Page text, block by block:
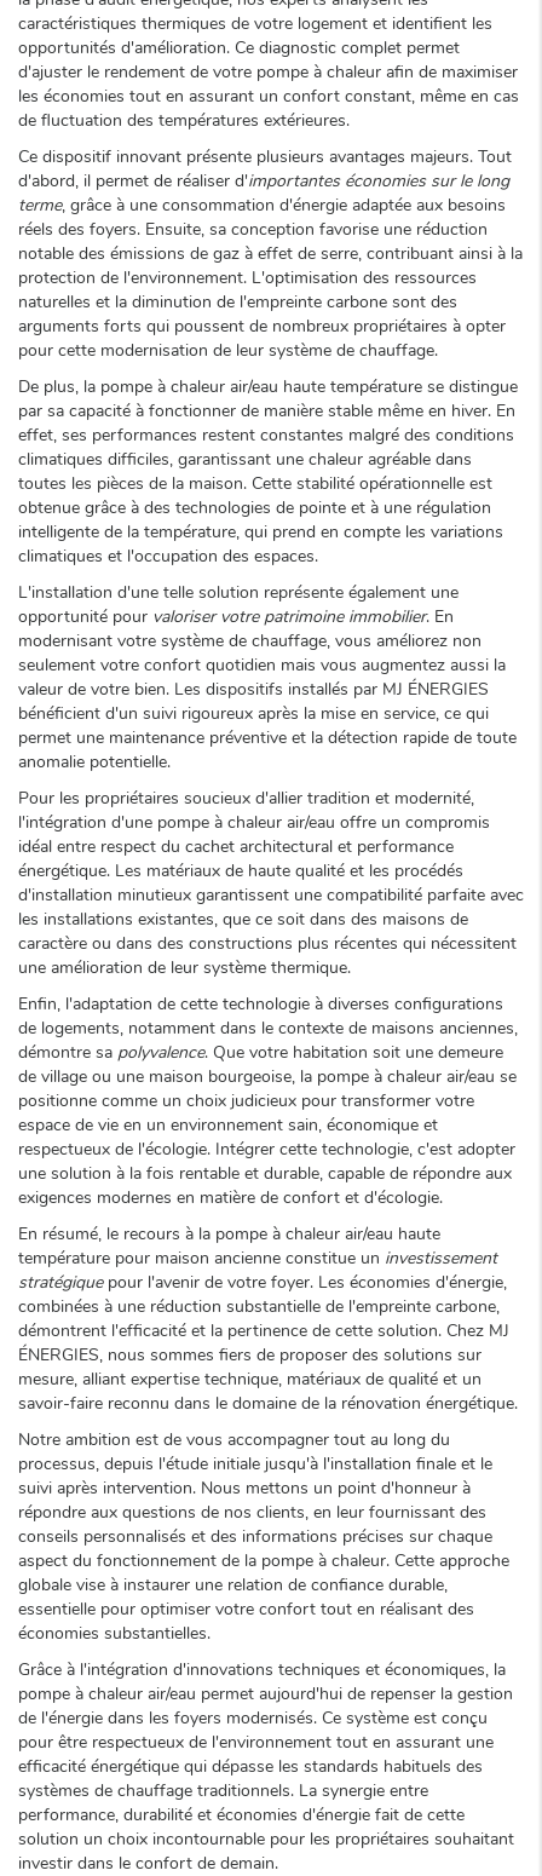
caractéristiques thermiques de votre logement et identifient les
opportunités d'amélioration. Ce diagnostic complet permet
d'ajuster le rendement de votre pompe à chaleur afin de maximiser
les économies tout en assurant un confort constant, même en cas
de fluctuation des températures extérieures.
Ce dispositif innovant présente plusieurs avantages majeurs. Tout
d'abord, il permet de réaliser d'importantes économies sur le long
terme, grâce à une consommation d'énergie adaptée aux besoins
réels des foyers. Ensuite, sa conception favorise une réduction
notable des émissions de gaz à effet de serre, contribuant ainsi à la
protection de l'environnement. L'optimisation des ressources
naturelles et la diminution de l'empreinte carbone sont des
arguments forts qui poussent de nombreux propriétaires à opter
pour cette modernisation de leur système de chauffage.
De plus, la pompe à chaleur air/eau haute température se distingue
par sa capacité à fonctionner de manière stable même en hiver. En
effet, ses performances restent constantes malgré des conditions
climatiques difficiles, garantissant une chaleur agréable dans
toutes les pièces de la maison. Cette stabilité opérationnelle est
obtenue grâce à des technologies de pointe et à une régulation
intelligente de la température, qui prend en compte les variations
climatiques et l'occupation des espaces.
L'installation d'une telle solution représente également une
opportunité pour valoriser votre patrimoine immobilier. En
modernisant votre système de chauffage, vous améliorez non
seulement votre confort quotidien mais vous augmentez aussi la
valeur de votre bien. Les dispositifs installés par MJ ÉNERGIES
bénéficient d'un suivi rigoureux après la mise en service, ce qui
permet une maintenance préventive et la détection rapide de toute
anomalie potentielle.
Pour les propriétaires soucieux d'allier tradition et modernité,
l'intégration d'une pompe à chaleur air/eau offre un compromis
idéal entre respect du cachet architectural et performance
énergétique. Les matériaux de haute qualité et les procédés
d'installation minutieux garantissent une compatibilité parfaite avec
les installations existantes, que ce soit dans des maisons de
caractère ou dans des constructions plus récentes qui nécessitent
une amélioration de leur système thermique.
Enfin, l'adaptation de cette technologie à diverses configurations
de logements, notamment dans le contexte de maisons anciennes,
démontre sa polyvalence. Que votre habitation soit une demeure
de village ou une maison bourgeoise, la pompe à chaleur air/eau se
positionne comme un choix judicieux pour transformer votre
espace de vie en un environnement sain, économique et
respectueux de l'écologie. Intégrer cette technologie, c'est adopter
une solution à la fois rentable et durable, capable de répondre aux
exigences modernes en matière de confort et d'écologie.
En résumé, le recours à la pompe à chaleur air/eau haute
température pour maison ancienne constitue un investissement
stratégiquepour l'avenir de votre foyer. Les économies d'énergie,
combinées à une réduction substantielle de l'empreinte carbone,
démontrent l'efficacité et la pertinence de cette solution. Chez MJ
ÉNERGIES, nous sommes fiers de proposer des solutions sur
mesure, alliant expertise technique, matériaux de qualité et un
savoir-faire reconnu dans le domaine de la rénovation énergétique.
Notre ambition est de vous accompagner tout au long du
processus, depuis l'étude initiale jusqu'à l'installation finale et le
suivi après intervention. Nous mettons un point d'honneur à
répondre aux questions de nos clients, en leur fournissant des
conseils personnalisés et des informations précises sur chaque
aspect du fonctionnement de la pompe à chaleur. Cette approche
globale vise à instaurer une relation de confiance durable,
essentielle pour optimiser votre confort tout en réalisant des
économies substantielles.
Grâce à l'intégration d'innovations techniques et économiques, la
pompe à chaleur air/eau permet aujourd'hui de repenser la gestion
de l'énergie dans les foyers modernisés. Ce système est conçu
pour être respectueux de l'environnement tout en assurant une
efficacité énergétique qui dépasse les standards habituels des
systèmes de chauffage traditionnels. La synergie entre
performance, durabilité et économies d'énergie fait de cette
solution un choix incontournable pour les propriétaires souhaitant
investir dans le confort de demain.